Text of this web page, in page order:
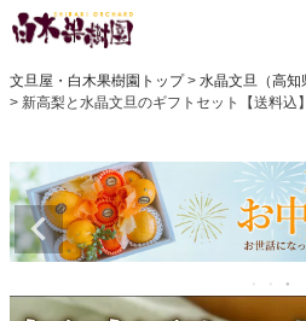
文旦屋・白木果樹園トップ
水晶文旦（高知
新高梨と水晶文旦のギフトセット【送料込】